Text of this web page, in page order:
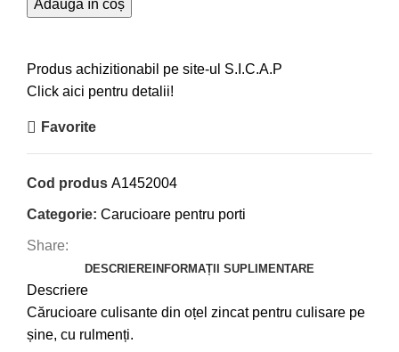
Adaugă în coș
Produs achizitionabil pe site-ul S.I.C.A.P
Click aici pentru detalii!
Favorite
Cod produs A1452004
Categorie: Carucioare pentru porti
Share:
DESCRIERE INFORMAȚII SUPLIMENTARE
Descriere
Cărucioare culisante din oțel zincat pentru culisare pe
șine, cu rulmenți.